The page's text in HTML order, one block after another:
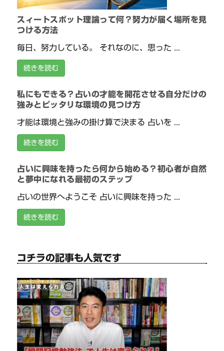
スィートスポット理論って何？努力が届く場所を見
つける方法
毎日、努力している。 それなのに、思った ...
続きを読む
私にもできる？占いの才能を開花させる自分だけの
強みとピッタリな環境の見つけ方
才能は環境と強みの掛け算で決まる 占いを ...
続きを読む
占いに興味を持ったら何から始める？初心者が自然
と夢中になれる最初のステップ
占いの世界へようこそ 占いに興味を持った ...
続きを読む
コチラの記事も人気です